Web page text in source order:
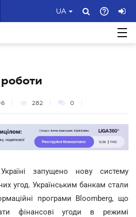
UA
282 0
запущено нову систему
угод. Українським банкам стали
програми Bloomberg, що
фінансові угоди в режимі